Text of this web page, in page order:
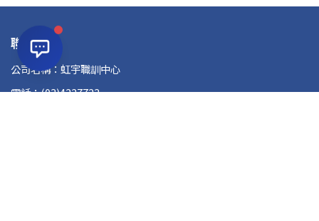
聯絡資訊
公司名稱：虹宇職訓中心
電話：(03)4227723